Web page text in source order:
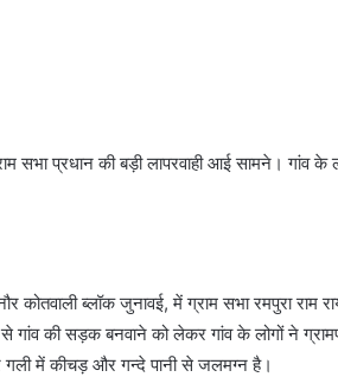
सभा प्रधान की बड़ी लापरवाही आई सामने। गांव के
कोतवाली ब्लॉक जुनावई, में ग्राम सभा रमपुरा राम
गांव की सड़क बनवाने को लेकर गांव के लोगों ने
में कीचड़ और गन्दे पानी से जलमग्न है।